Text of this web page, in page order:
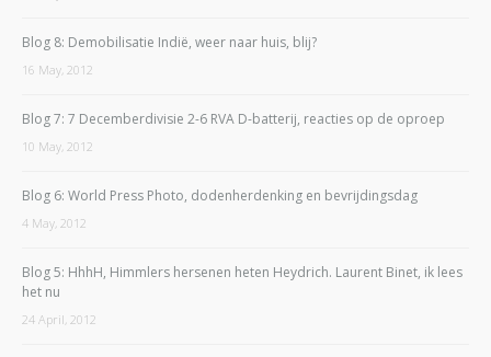
Blog 8: Demobilisatie Indië, weer naar huis, blij?
16 May, 2012
Blog 7: 7 Decemberdivisie 2-6 RVA D-batterij, reacties op de oproep
10 May, 2012
Blog 6: World Press Photo, dodenherdenking en bevrijdingsdag
4 May, 2012
Blog 5: HhhH, Himmlers hersenen heten Heydrich. Laurent Binet, ik lees
het nu
24 April, 2012